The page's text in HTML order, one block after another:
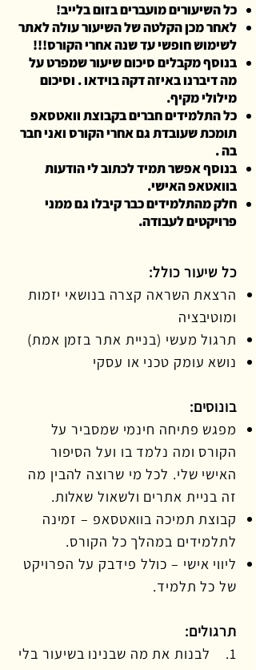
כל השיעורים מועברים בזום בלייב!
לאחר מכן הקלטה של השיעור עולה לאתר
לשימוש חופשי עד שנה אחרי הקורס!!!
בנוסף מקבלים סיכום שיעור שמפרט על
מה דיברנו באיזה דקה בוידאו . וסיכום
מילולי מקיף.
כל התלמידים חברים בקבוצת וואטסאפ
תומכת שעובדת גם אחרי הקורס ואני חבר
בה .
בנוסף אפשר תמיד לכתוב לי הודעות
בוואטאפ האישי.
חלק מהתלמידים כבר קיבלו גם ממני
פרויקטים לעבודה.
כל שיעור כולל:
הרצאת השראה קצרה בנושאי יזמות
ומוטיבציה
תרגול מעשי (בניית אתר בזמן אמת)
נושא עומק טכני או עסקי
בונוסים:
מפגש פתיחה חינמי שמסביר על
הקורס ומה נלמד בו ועל הסיפור
האישי שלי. לכל מי שרוצה להבין מה
זה בניית אתרים ולשאול שאלות.
קבוצת תמיכה בוואטסאפ – זמינה
לתלמידים במהלך כל הקורס.
ליווי אישי – כולל פידבק על הפרויקט
של כל תלמיד.
תרגולים:
1. לבנות את מה שבנינו בשיעור בלי